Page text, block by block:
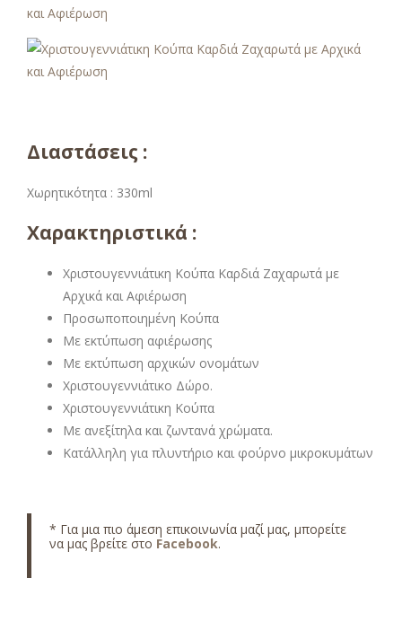
Διαστάσεις :
Χωρητικότητα : 330ml
Χαρακτηριστικά :
Χριστουγεννιάτικη Κούπα Καρδιά Ζαχαρωτά με
Αρχικά και Αφιέρωση
Προσωποποιημένη Κούπα
Με εκτύπωση αφιέρωσης
Με εκτύπωση αρχικών ονομάτων
Χριστουγεννιάτικο Δώρο.
Χριστουγεννιάτικη Κούπα
Με ανεξίτηλα και ζωντανά χρώματα.
Κατάλληλη για πλυντήριο και φούρνο μικροκυμάτων
* Για μια πιο άμεση επικοινωνία μαζί μας, μπορείτε
να μας βρείτε στο Facebook.